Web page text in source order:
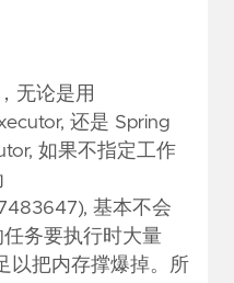
无论是用
还是 Spring
如果不指定工作
基本不会
务要执行时大量
以把内存撑爆掉。所